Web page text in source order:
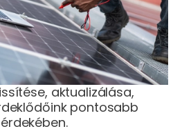
aktualizálása,
pontosabb